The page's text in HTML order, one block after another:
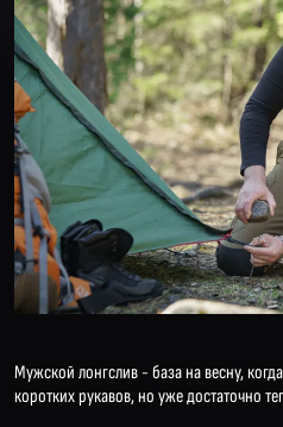
Мужской лонгслив - база на весну,
коротких рукавов, но уже достаточно